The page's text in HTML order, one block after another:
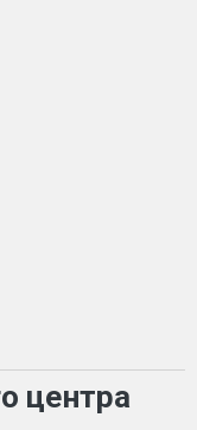
центра